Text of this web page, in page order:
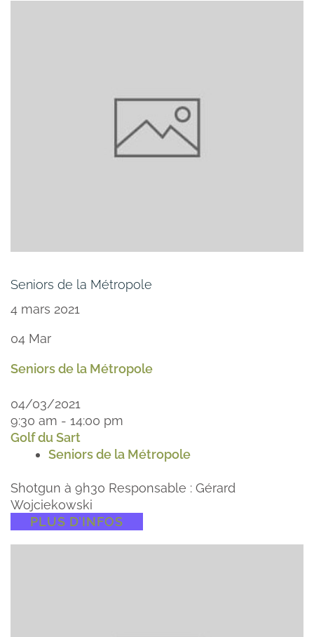
Seniors de la Métropole
4 mars 2021
04 Mar
Seniors de la Métropole
04/03/2021
9:30 am - 14:00 pm
Golf du Sart
Seniors de la Métropole
Shotgun à 9h30 Responsable : Gérard
Wojciekowski
PLUS D’INFOS